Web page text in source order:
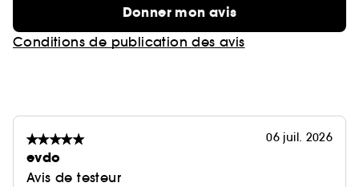
Donner mon avis
Conditions de publication des avis
06 juil. 2026
evdo
Avis de testeur